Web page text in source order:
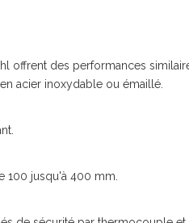
offrent des performances
acier inoxydable ou émaillé.
100 jusqu'à 400 mm.